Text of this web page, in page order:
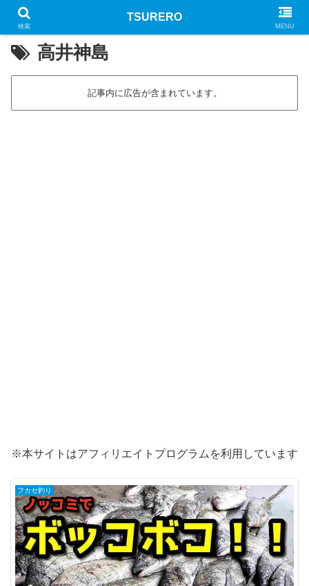
PR
高井神島
記事内に広告が含まれています。
※本サイトはアフィリエイトプログラムを利用しています
フカセ釣り
検索
TSURERO
MENU